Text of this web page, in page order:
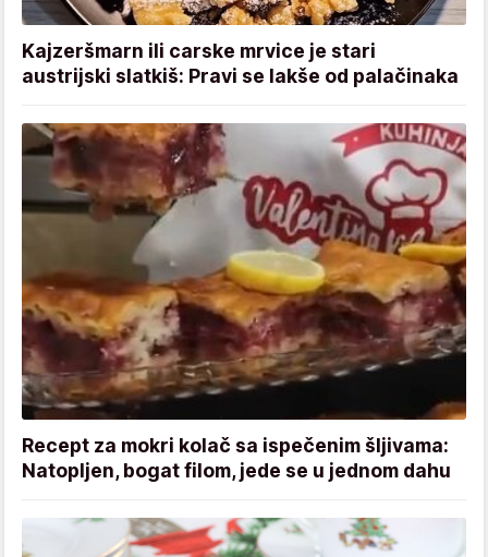
Kajzeršmarn ili carske mrvice je stari
austrijski slatkiš: Pravi se lakše od palačinaka
Recept za mokri kolač sa ispečenim šljivama:
Natopljen, bogat filom, jede se u jednom dahu